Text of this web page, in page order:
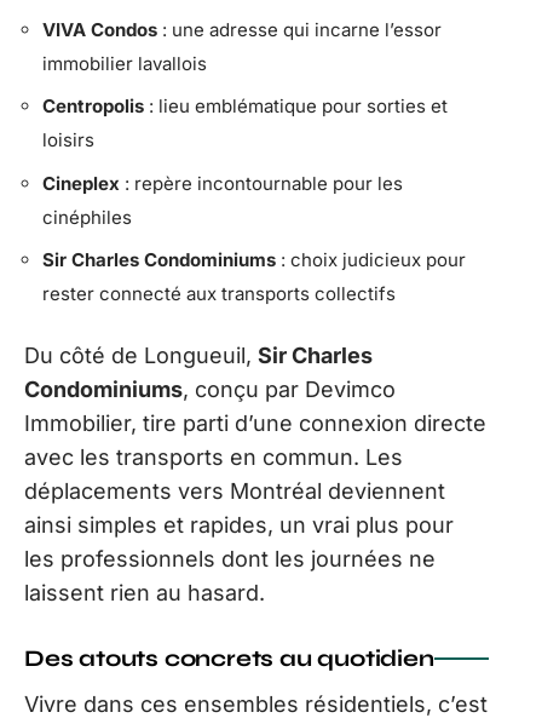
VIVA Condos : une adresse qui incarne l’essor
immobilier lavallois
Centropolis : lieu emblématique pour sorties et
loisirs
Cineplex : repère incontournable pour les
cinéphiles
Sir Charles Condominiums : choix judicieux pour
rester connecté aux transports collectifs
Du côté de Longueuil, Sir Charles
Condominiums, conçu par Devimco
Immobilier, tire parti d’une connexion directe
avec les transports en commun. Les
déplacements vers Montréal deviennent
ainsi simples et rapides, un vrai plus pour
les professionnels dont les journées ne
laissent rien au hasard.
Des atouts concrets au quotidien
Vivre dans ces ensembles résidentiels, c’est